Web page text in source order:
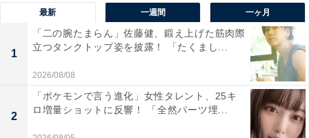
最新 一週間 一ヶ月
1
「二の腕たまらん」佐藤健、鍛え上げた筋肉際
立つタンクトップ姿を披露！ 「たくまし...
2026/08/08
2
「ポケモンで言う進化」女性タレント、25キ
ロ増量ショットに反響！ 「全然パーツ埋...